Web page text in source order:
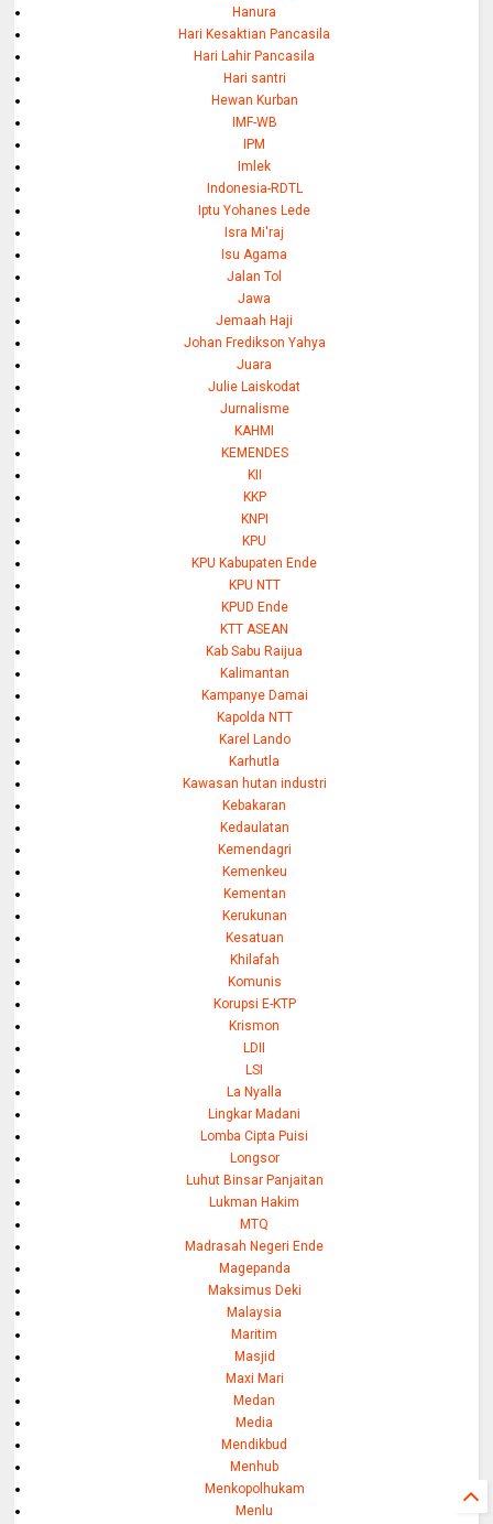
Hanura
Hari Kesaktian Pancasila
Hari Lahir Pancasila
Hari santri
Hewan Kurban
IMF-WB
IPM
Imlek
Indonesia-RDTL
Iptu Yohanes Lede
Isra Mi'raj
Isu Agama
Jalan Tol
Jawa
Jemaah Haji
Johan Fredikson Yahya
Juara
Julie Laiskodat
Jurnalisme
KAHMI
KEMENDES
KII
KKP
KNPI
KPU
KPU Kabupaten Ende
KPU NTT
KPUD Ende
KTT ASEAN
Kab Sabu Raijua
Kalimantan
Kampanye Damai
Kapolda NTT
Karel Lando
Karhutla
Kawasan hutan industri
Kebakaran
Kedaulatan
Kemendagri
Kemenkeu
Kementan
Kerukunan
Kesatuan
Khilafah
Komunis
Korupsi E-KTP
Krismon
LDII
LSI
La Nyalla
Lingkar Madani
Lomba Cipta Puisi
Longsor
Luhut Binsar Panjaitan
Lukman Hakim
MTQ
Madrasah Negeri Ende
Magepanda
Maksimus Deki
Malaysia
Maritim
Masjid
Maxi Mari
Medan
Media
Mendikbud
Menhub
Menkopolhukam
Menlu